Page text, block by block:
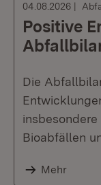
04.08.2026
Positive
Die
insbesondere
Bioabfällen
Mehr